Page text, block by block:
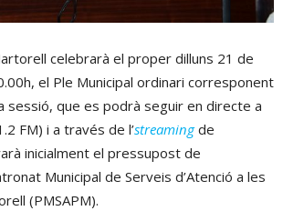
celebrarà el proper dilluns 21 de
el Ple Municipal ordinari corresponent
sessió, que es podrà seguir en directe a
FM) i a través de l’streaming de
inicialment el pressupost de
Municipal de Serveis d’Atenció a les
(PMSAPM).